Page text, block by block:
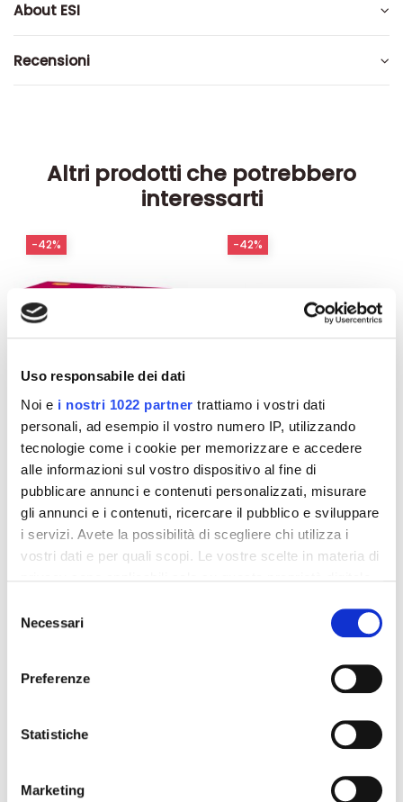
Uso responsabile dei dati
Noi e i nostri 1022 partner trattiamo i vostri dati
personali, ad esempio il vostro numero IP, utilizzando
tecnologie come i cookie per memorizzare e accedere
alle informazioni sul vostro dispositivo al fine di
pubblicare annunci e contenuti personalizzati, misurare
gli annunci e i contenuti, ricercare il pubblico e sviluppare
i servizi. Avete la possibilità di scegliere chi utilizza i
vostri dati e per quali scopi. Le vostre scelte in materia di
modificare o revocare il proprio consenso in qualsiasi
momento dalla Dichiarazione sui cookie o facendo clic
raccogliere informazioni sulla tua posizione
geografica, con un'approssimazione di qualche
Identificare il tuo dispositivo, scansionandolo
delNecessari
Preferenze
Statistiche
Marketing
About ESI
Recensioni
Altri prodotti che potrebbero
interessarti
Amin 21 K al cacao - 21
bustine
32,00 €55,18 €
-42%
Amin 21 K neutro
32,00 € 55,18 €
-42%